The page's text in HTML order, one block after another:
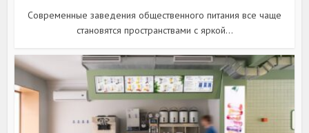
Современные заведения общественного питания все чаще
становятся пространствами с яркой...